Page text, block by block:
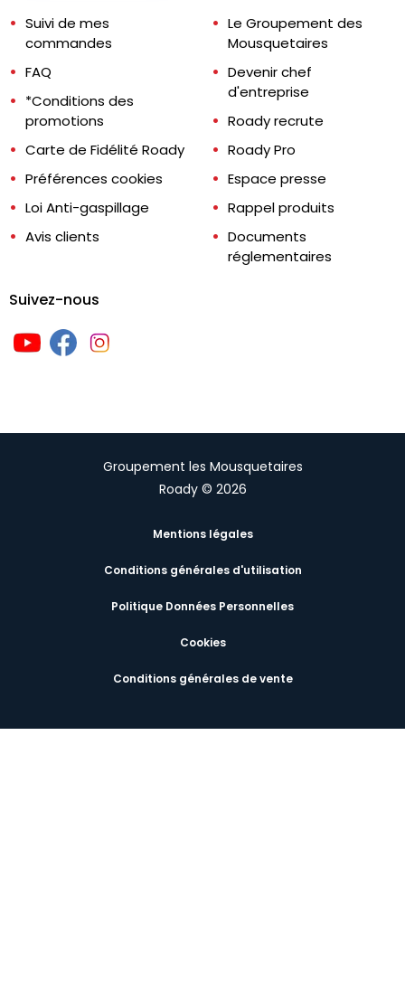
Suivi de mes
commandes
FAQ
*Conditions des
promotions
Carte de Fidélité Roady
Préférences cookies
Loi Anti-gaspillage
Avis clients
Le Groupement des
Mousquetaires
Devenir chef
d'entreprise
Roady recrute
Roady Pro
Espace presse
Rappel produits
Documents
réglementaires
Suivez-nous
Groupement les Mousquetaires
Roady © 2026
Mentions légales
Conditions générales d'utilisation
Politique Données Personnelles
Cookies
Conditions générales de vente